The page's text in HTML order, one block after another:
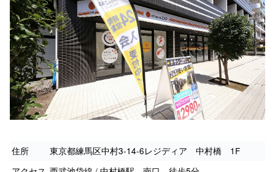
住所
東京都練馬区中村3-14-6レジディア 中村橋 1F